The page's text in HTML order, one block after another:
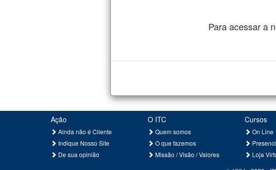
Para acessar a
Ação
Ainda não é Cliente
Indique Nosso Site
De sua opinião
O ITC
Quem somos
O que fazemos
Missão / Visão / Valores
Cursos
On Line
Loja